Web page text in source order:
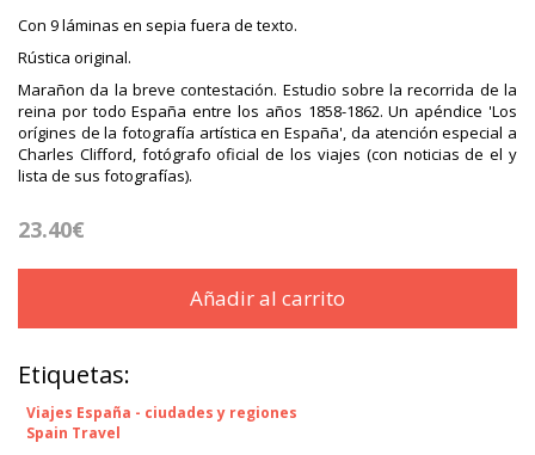
Con 9 láminas en sepia fuera de texto.
Rústica original.
Marañon da la breve contestación. Estudio sobre la recorrida de la
reina por todo España entre los años 1858-1862. Un apéndice 'Los
orígines de la fotografía artística en España', da atención especial a
Charles Clifford, fotógrafo oficial de los viajes (con noticias de el y
lista de sus fotografías).
23.40€
Añadir al carrito
Etiquetas:
Viajes España - ciudades y regiones
Spain Travel